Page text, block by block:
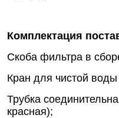
Комплектация
Скоба фильтра в
Кран для чистой
Трубка
красная);